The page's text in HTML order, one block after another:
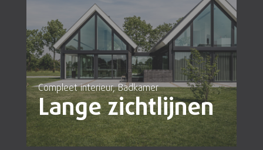
Compleet interieur, Badkamer
Lange zichtlijnen